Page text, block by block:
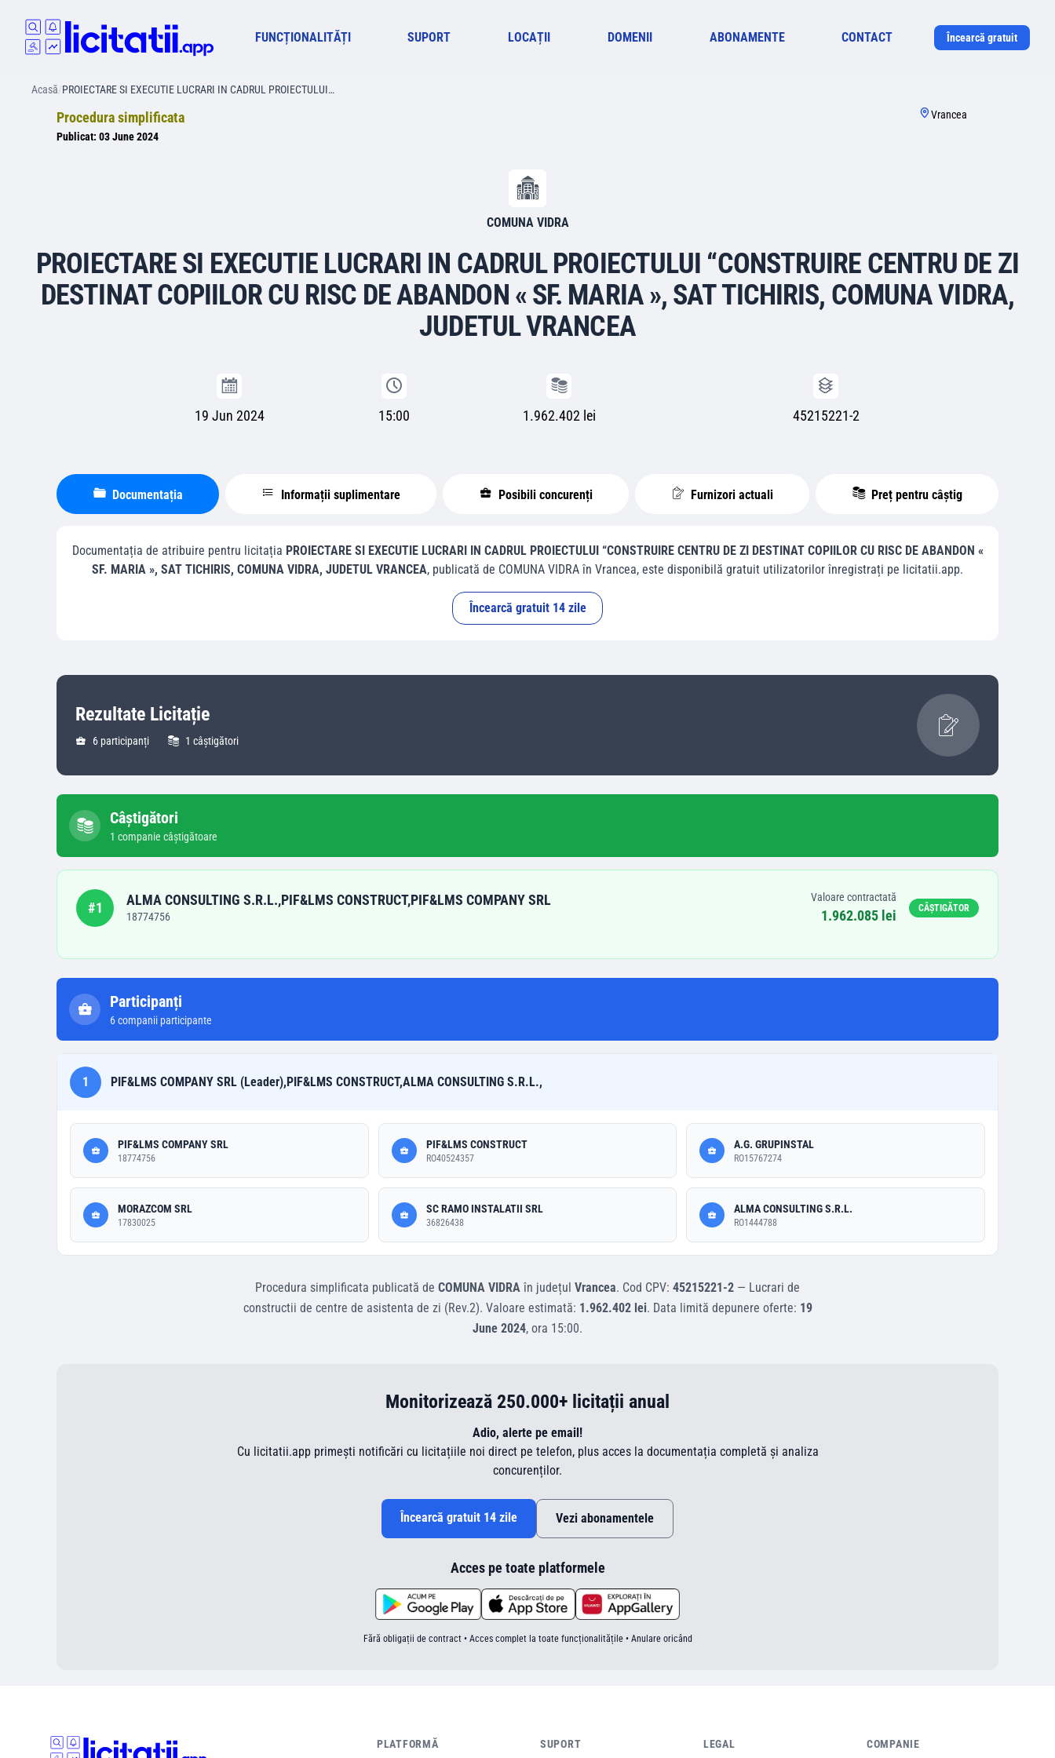
FUNCȚIONALITĂȚI SUPORT LOCAȚII DOMENII ABONAMENTE CONTACT Încearcă gratuit
Acasă/PROIECTARE SI EXECUTIE LUCRARI IN CADRUL PROIECTULUI…
Procedura simplificata
Publicat: 03 June 2024
Vrancea
COMUNA VIDRA
PROIECTARE SI EXECUTIE LUCRARI IN CADRUL PROIECTULUI “CONSTRUIRE CENTRU DE ZI
DESTINAT COPIILOR CU RISC DE ABANDON « SF. MARIA », SAT TICHIRIS, COMUNA VIDRA,
JUDETUL VRANCEA
19 Jun 2024 15:00 1.962.402 lei 45215221-2
Documentația Informații suplimentare Posibili concurenți Furnizori actuali Preț pentru câștig
Documentația de atribuire pentru licitația PROIECTARE SI EXECUTIE LUCRARI IN CADRUL PROIECTULUI “CONSTRUIRE CENTRU DE ZI DESTINAT COPIILOR CU RISC DE ABANDON «
SF. MARIA », SAT TICHIRIS, COMUNA VIDRA, JUDETUL VRANCEA, publicată de COMUNA VIDRA în Vrancea, este disponibilă gratuit utilizatorilor înregistrați pe licitatii.app.
Încearcă gratuit 14 zile
Rezultate Licitație
6 participanți 1 câștigători
Câștigători
1 companie câștigătoare
#1 ALMA CONSULTING S.R.L.,PIF&LMS CONSTRUCT,PIF&LMS COMPANY SRL
18774756
Valoare contractată
1.962.085 lei CÂȘTIGĂTOR
Participanți
6companii participante
1 PIF&LMS COMPANY SRL (Leader),PIF&LMS CONSTRUCT,ALMA CONSULTING S.R.L.,
PIF&LMS COMPANY SRL
18774756
PIF&LMS CONSTRUCT
RO40524357
A.G. GRUPINSTAL
RO15767274
MORAZCOM SRL
17830025
SC RAMO INSTALATII SRL
36826438
ALMA CONSULTING S.R.L.
RO1444788
Procedura simplificata publicată de COMUNA VIDRA în județul Vrancea. Cod CPV: 45215221-2 — Lucrari de
constructii de centre de asistenta de zi (Rev.2). Valoare estimată: 1.962.402 lei. Data limită depunere oferte: 19
June 2024, ora 15:00.
Monitorizează 250.000+ licitații anual
Adio, alerte pe email!
Cu licitatii.app primești notificări cu licitațiile noi direct pe telefon, plus acces la documentația completă și analiza
concurenților.
Încearcă gratuit 14 zile Vezi abonamentele
Acces pe toate platformele
Fără obligații de contract • Acces complet la toate funcționalitățile • Anulare oricând
PLATFORMĂ SUPORT LEGAL COMPANIE